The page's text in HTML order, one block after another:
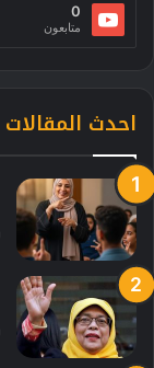
0
متابعون
احدث المقالات